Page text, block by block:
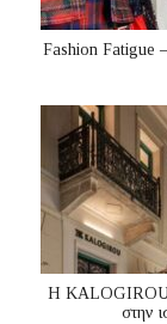
Fashion Fatigue
Η KALOGIROU
στην